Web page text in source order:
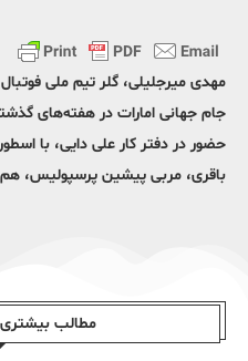
مهدی میرجلیلی، گلر تیم ملی
جام جهانی امارات در هفته‌های
حضور در دفتر کار علی دایی، با
باقری، مربی پیشین پرسپولیس، هم
مطالب بیشتری